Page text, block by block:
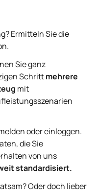
Ermitteln Sie die
Sie ganz
Schrittmehrere
mit
oder einloggen.
die Sie
von uns
standardisiert.
Oder doch lieber